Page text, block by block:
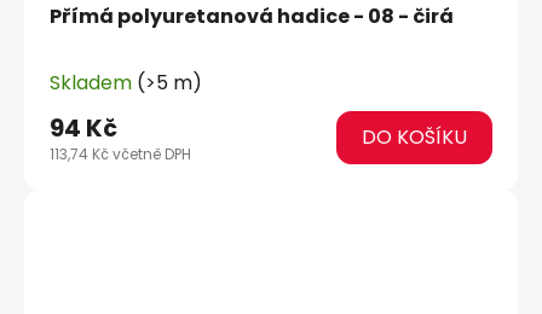
Přímá polyuretanová hadice - 08 - čirá
Skladem (>5 m)
113,74 Kč včetně DPH
94 Kč DO KOŠÍKU